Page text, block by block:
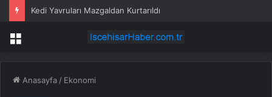
Kedi Yavruları Mazgaldan Kurtarıldı
Menü
Anasayfa / Ekonomi